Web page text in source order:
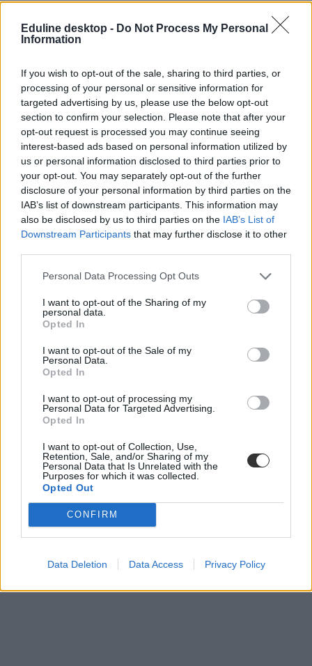
Eduline desktop - Do Not Process My Personal
Information
If you wish to opt-out of the sale, sharing to third parties, or
processing of your personal or sensitive information for
targeted advertising by us, please use the below opt-out
section to confirm your selection. Please note that after your
opt-out request is processed you may continue seeing
interest-based ads based on personal information utilized by
us or personal information disclosed to third parties prior to
your opt-out. You may separately opt-out of the further
disclosure of your personal information by third parties on the
IAB’s list of downstream participants. This information may
also be disclosed by us to third parties on the IAB’s List of
Downstream Participants that may further disclose it to other
Personal Data Processing Opt Outs
I want to opt-out of the Sharing of my
personal data.
Opted In
I want to opt-out of the Sale of my
Personal Data.
Opted In
I want to opt-out of processing my
Personal Data for Targeted Advertising.
Opted In
I want to opt-out of Collection, Use,
Retention, Sale, and/or Sharing of my
Personal Data that Is Unrelated with the
Purposes for which it was collected.
Opted Out
CONFIRM
Data Deletion Data Access Privacy Policy
elte
Eötvös Loránd Tudományegyetem
egyetem online oktatás
ELTE TTK online oktatás